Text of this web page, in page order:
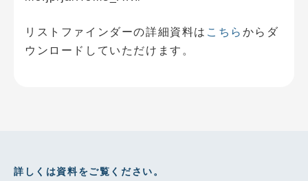
リストファインダーの詳細資料は こちら からダ
ウンロードしていただけます。
詳しくは資料をご覧ください。